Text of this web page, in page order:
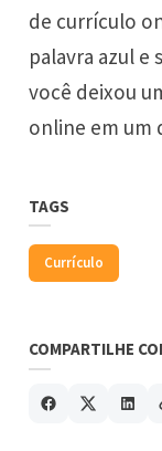
de currículo
palavra azul e
você deixou
online em um
TAGS
Currículo
COMPARTILHE